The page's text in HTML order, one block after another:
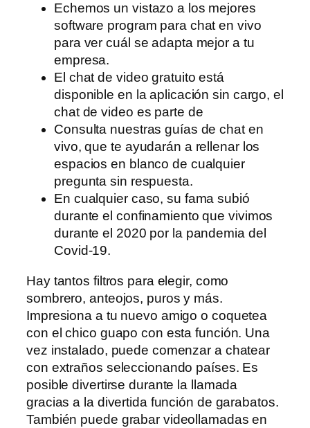
Echemos un vistazo a los mejores
software program para chat en vivo
para ver cuál se adapta mejor a tu
empresa.
El chat de video gratuito está
disponible en la aplicación sin cargo, el
chat de video es parte de
Consulta nuestras guías de chat en
vivo, que te ayudarán a rellenar los
espacios en blanco de cualquier
pregunta sin respuesta.
En cualquier caso, su fama subió
durante el confinamiento que vivimos
durante el 2020 por la pandemia del
Covid-19.
Hay tantos filtros para elegir, como
sombrero, anteojos, puros y más.
Impresiona a tu nuevo amigo o coquetea
con el chico guapo con esta función. Una
vez instalado, puede comenzar a chatear
con extraños seleccionando países. Es
posible divertirse durante la llamada
gracias a la divertida función de garabatos.
También puede grabar videollamadas en